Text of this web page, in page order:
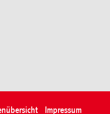
Impressum